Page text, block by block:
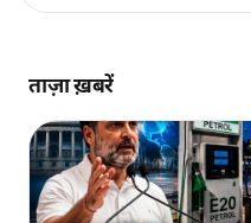
ताज़ा ख़बरें